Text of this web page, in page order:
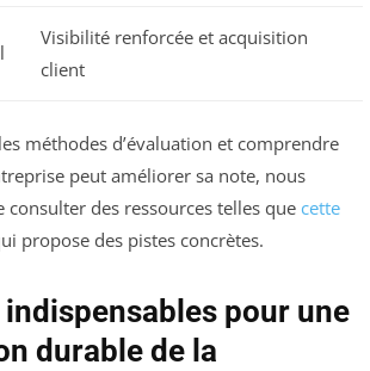
Visibilité renforcée et acquisition
client
méthodes d’évaluation et comprendre
peut améliorer sa note, nous
consulter des ressources telles que cette
propose des pistes concrètes.
pour une
durable de la